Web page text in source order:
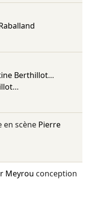
Berthillot…
…
en scène Pierre
Meyrou conception